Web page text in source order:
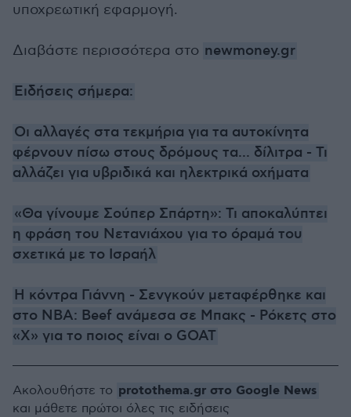
υποχρεωτική εφαρμογή.
Διαβάστε περισσότερα στο newmoney.gr
Ειδήσεις σήμερα:
Οι αλλαγές στα τεκμήρια για τα αυτοκίνητα
φέρνουν πίσω στους δρόμους τα... δίλιτρα - Τι
αλλάζει για υβριδικά και ηλεκτρικά οχήματα
«Θα γίνουμε Σούπερ Σπάρτη»: Τι αποκαλύπτει
η φράση του Νετανιάχου για το όραμά του
σχετικά με το Ισραήλ
Η κόντρα Γιάννη - Σενγκούν μεταφέρθηκε και
στο NBA: Beef ανάμεσα σε Μπακς - Ρόκετς στο
«Χ» για το ποιος είναι ο GOAT
Ακολουθήστε το protothema.gr στο Google News
και μάθετε πρώτοι όλες τις ειδήσεις